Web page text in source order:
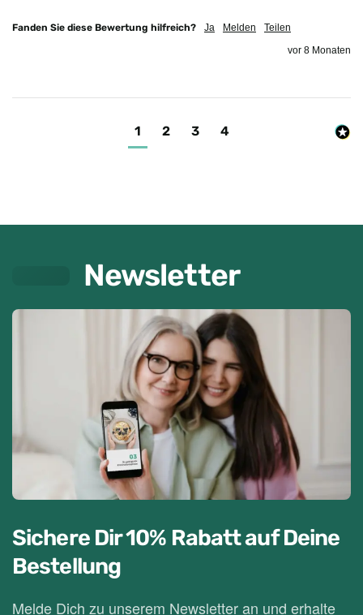
Fanden Sie diese Bewertung hilfreich? Ja Melden
Teilen
vor 8 Monaten
1 2 3 4
Newsletter
Sichere Dir 10% Rabattauf Deine
Bestellung
Melde Dich zu unserem Newsletter an und erhalte